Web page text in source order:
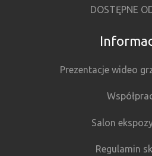
DOSTĘPNE
Prezentacje wideo
Salon
Regulamin